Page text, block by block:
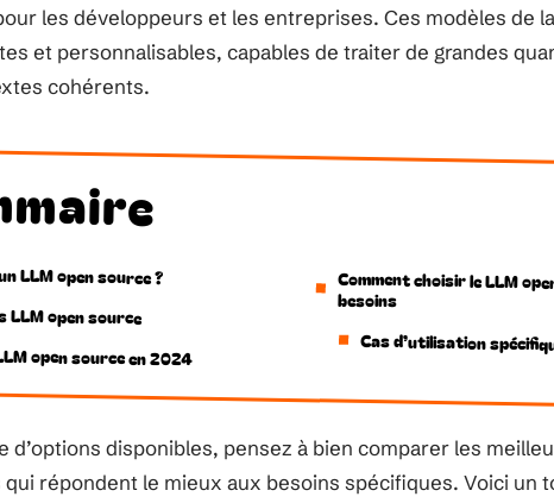
les développeurs et les entreprises. Ces modèles de
et personnalisables, capables de traiter de grandes
cohérents.
LLM open source ?
LLM open source
open source en 2024
Comment choisir le LLM
besoins
Cas d’utilisation
d’options disponibles, pensez à bien comparer les
répondent le mieux aux besoins spécifiques. Voici un